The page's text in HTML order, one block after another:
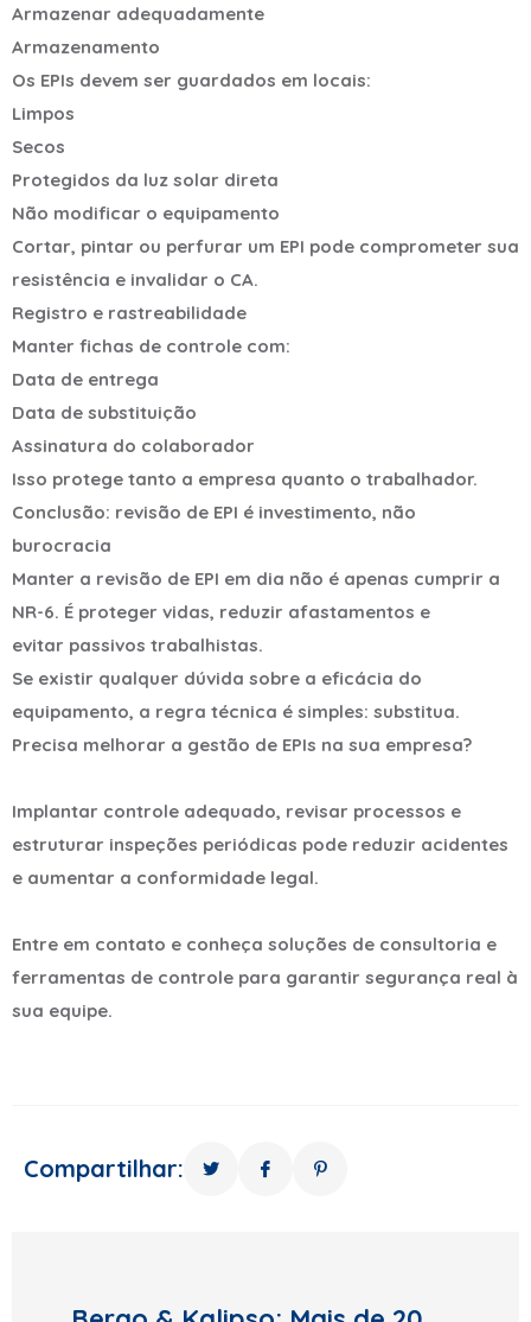
Armazenar adequadamente
Armazenamento
Os EPIs devem ser guardados em locais:
Limpos
Secos
Protegidos da luz solar direta
Não modificar o equipamento
Cortar, pintar ou perfurar um EPI pode comprometer sua
resistência e invalidar o CA.
Registro e rastreabilidade
Manter fichas de controle com:
Data de entrega
Data de substituição
Assinatura do colaborador
Isso protege tanto a empresa quanto o trabalhador.
Conclusão: revisão de EPI é investimento, não
burocracia
Manter a revisão de EPI em dia não é apenas cumprir a
NR-6. É proteger vidas, reduzir afastamentos e
evitar passivos trabalhistas.
Se existir qualquer dúvida sobre a eficácia do
equipamento, a regra técnica é simples: substitua.
Precisa melhorar a gestão de EPIs na sua empresa?
Implantar controle adequado, revisar processos e
estruturar inspeções periódicas pode reduzir acidentes
e aumentar a conformidade legal.
Entre em contato e conheça soluções de consultoria e
ferramentas de controle para garantir segurança real à
sua equipe.
Compartilhar: